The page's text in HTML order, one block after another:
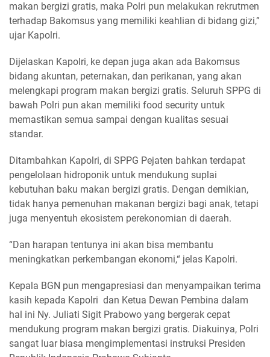
makan bergizi gratis, maka Polri pun melakukan rekrutmen
terhadap Bakomsus yang memiliki keahlian di bidang gizi,”
ujar Kapolri.
Dijelaskan Kapolri, ke depan juga akan ada Bakomsus
bidang akuntan, peternakan, dan perikanan, yang akan
melengkapi program makan bergizi gratis. Seluruh SPPG di
bawah Polri pun akan memiliki food security untuk
memastikan semua sampai dengan kualitas sesuai
standar.
Ditambahkan Kapolri, di SPPG Pejaten bahkan terdapat
pengelolaan hidroponik untuk mendukung suplai
kebutuhan baku makan bergizi gratis. Dengan demikian,
tidak hanya pemenuhan makanan bergizi bagi anak, tetapi
juga menyentuh ekosistem perekonomian di daerah.
“Dan harapan tentunya ini akan bisa membantu
meningkatkan perkembangan ekonomi,“ jelas Kapolri.
Kepala BGN pun mengapresiasi dan menyampaikan terima
kasih kepada Kapolri dan Ketua Dewan Pembina dalam
hal ini Ny. Juliati Sigit Prabowo yang bergerak cepat
mendukung program makan bergizi gratis. Diakuinya, Polri
sangat luar biasa mengimplementasi instruksi Presiden